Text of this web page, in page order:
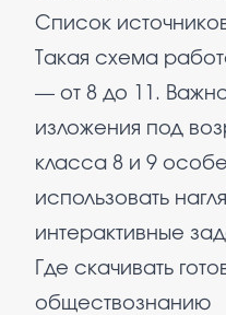
Список
Такая схема
— от 8 до 11.
изложения под
класса 8 и 9
использовать
интерактивные
Где скачивать
обществознанию